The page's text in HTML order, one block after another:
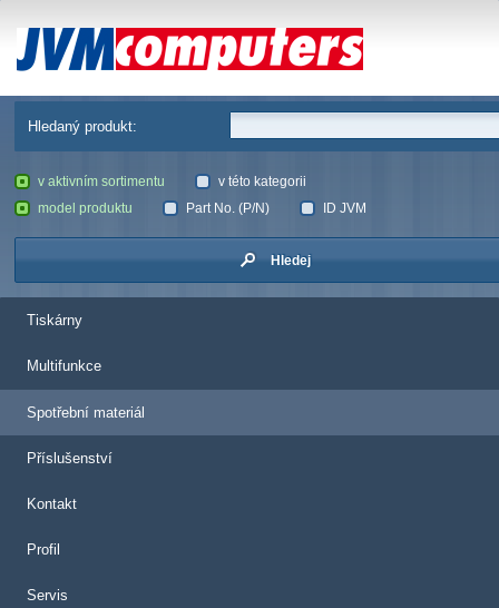
JVM Computers
Hledaný produkt:
v aktivním sortimentu
v této kategorii
model produktu
Part No. (P/N) ID JVM
Hledej
Tiskárny
Multifunkce
Spotřební materiál
Příslušenství
Kontakt
Profil
Servis